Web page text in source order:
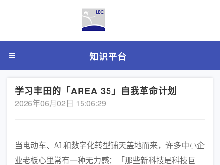
知识平台
学习丰田的「AREA 35」自我革命计划
2026年06月02日 15:06:29
当电动车、AI 和数字化转型铺天盖地而来，许多中小企
业老板心里常有一种无力感：「那些新科技是科技巨